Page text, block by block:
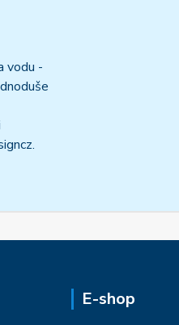
vodu -
E-shop